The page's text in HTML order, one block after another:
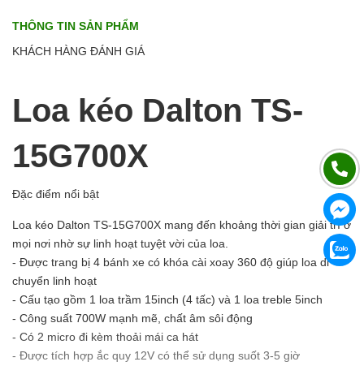
THÔNG TIN SẢN PHẨM
KHÁCH HÀNG ĐÁNH GIÁ
Loa kéo Dalton TS-
15G700X
Đặc điểm nổi bật
Loa kéo Dalton TS-15G700X mang đến khoảng thời gian giải trí ở
mọi nơi nhờ sự linh hoạt tuyệt vời của loa.
- Được trang bị 4 bánh xe có khóa cài xoay 360 độ giúp loa di
chuyển linh hoạt
- Cấu tạo gồm 1 loa trầm 15inch (4 tấc) và 1 loa treble 5inch
- Công suất 700W mạnh mẽ, chất âm sôi động
- Có 2 micro đi kèm thoải mái ca hát
- Được tích hợp ắc quy 12V có thể sử dụng suốt 3-5 giờ